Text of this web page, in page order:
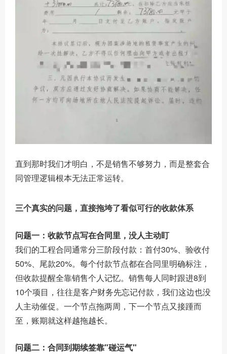
直到那时我们才明白，不是销售不够努力，而是整套合
同管理逻辑根本无法正常运转。
三个真实的问题，直接拖垮了看似可行的收款体系
问题一：收款节点写在合同里，没人主动盯
我们的工程合同通常分三阶段付款：首付30%、验收付
50%、尾款20%。每个付款节点都在合同里明确标注，
但收款提醒全靠销售个人记忆。销售每人同时跟进8到
10个项目，往往是客户财务先忘记付款，我们这边也没
人主动催促。一个节点拖两周，下一个节点又接踵而
至，账期就这样越拖越长。
问题二：合同到期续签靠"碰运气"